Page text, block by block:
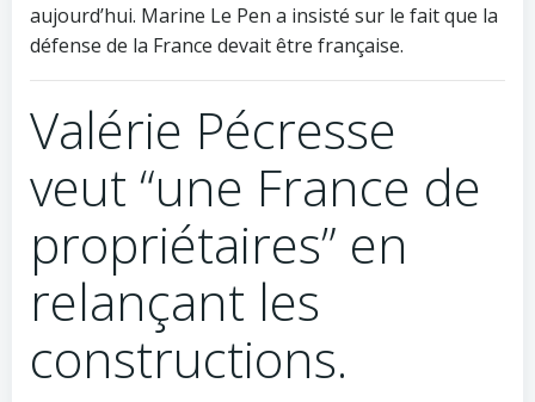
aujourd’hui. Marine Le Pen a insisté sur le fait que la
défense de la France devait être française.
Valérie Pécresse
veut “une France de
propriétaires” en
relançant les
constructions.